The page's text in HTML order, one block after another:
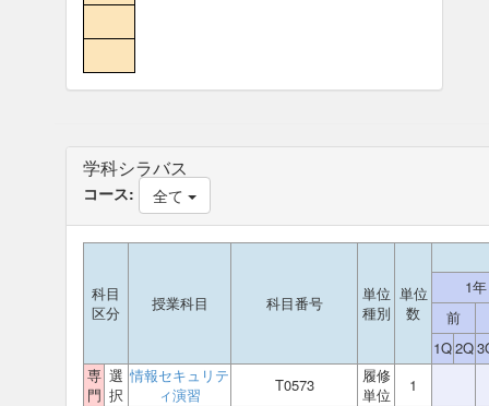
学科シラバス
コース: 全て
科目
区分
授業科目 科目番号
単位
種別
単位
数
1年
前
1Q2Q
専
門
選
択
情報セキュリテ
ィ演習
T0573
履修
単位
1